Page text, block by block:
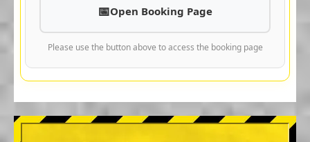
Open Booking Page
Please use the button above to access the booking page